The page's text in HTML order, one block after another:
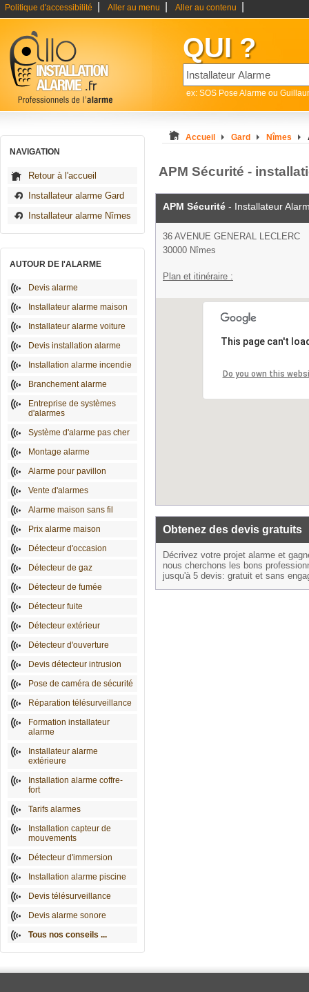
Politique d'accessibilité Aller au menu Aller au contenu
QUI ?
ex: SOS Pose Alarme ou
NAVIGATION
Retour à l'accueil
Installateur alarme Gard
Installateur alarme Nîmes
AUTOUR DE l'ALARME
Devis alarme
Installateur alarme maison
Installateur alarme voiture
Devis installation alarme
Installation alarme incendie
Branchement alarme
Entreprise de systèmes
d'alarmes
Système d'alarme pas cher
Montage alarme
Alarme pour pavillon
Vente d'alarmes
Alarme maison sans fil
Prix alarme maison
Détecteur d'occasion
Détecteur de gaz
Détecteur de fumée
Détecteur fuite
Détecteur extérieur
Détecteur d'ouverture
Devis détecteur intrusion
Pose de caméra de sécurité
Réparation télésurveillance
Formation installateur
alarme
Installateur alarme
extérieure
Installation alarme coffre-
fort
Tarifs alarmes
Installation capteur de
mouvements
Détecteur d'immersion
Installation alarme piscine
Devis télésurveillance
Devis alarme sonore
Tous nos conseils ...
Accueil Gard Nîmes
APM Sécurité -
APM Sécurité - Installateur
36 AVENUE GENERAL LECLERC
30000 Nîmes
Plan et itinéraire :
This page can't
Do you own this
Obtenez des devis gratuits
Décrivez votre projet alarme et
nous cherchons les bons
jusqu'à 5 devis: gratuit et sans